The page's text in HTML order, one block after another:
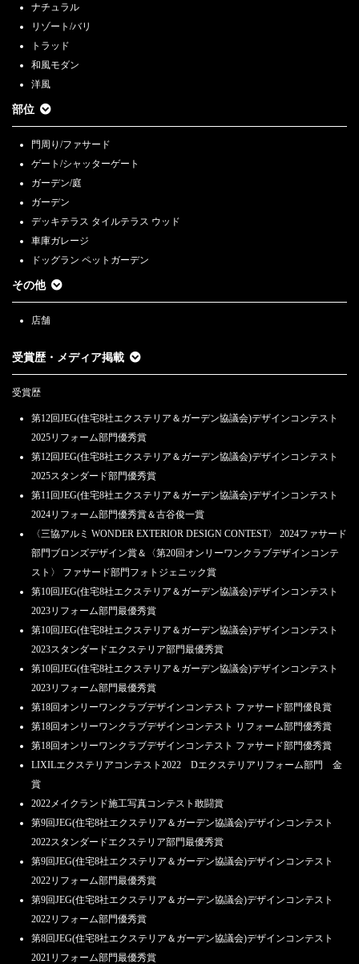
ナチュラル
リゾート/バリ
トラッド
和風モダン
洋風
部位
門周り/ファサード
ゲート/シャッターゲート
ガーデン/庭
ガーデン
デッキテラス タイルテラス ウッド
車庫ガレージ
ドッグラン ペットガーデン
その他
店舗
受賞歴・メディア掲載
受賞歴
第12回JEG(住宅8社エクステリア＆ガーデン協議会)デザインコンテスト
2025リフォーム部門優秀賞
第12回JEG(住宅8社エクステリア＆ガーデン協議会)デザインコンテスト
2025スタンダード部門優秀賞
第11回JEG(住宅8社エクステリア＆ガーデン協議会)デザインコンテスト
2024リフォーム部門優秀賞＆古谷俊一賞
〈三協アルミ WONDER EXTERIOR DESIGN CONTEST〉 2024ファサード
部門ブロンズデザイン賞＆〈第20回オンリーワンクラブデザインコンテ
スト〉 ファサード部門フォトジェニック賞
第10回JEG(住宅8社エクステリア＆ガーデン協議会)デザインコンテスト
2023リフォーム部門最優秀賞
第10回JEG(住宅8社エクステリア＆ガーデン協議会)デザインコンテスト
2023スタンダードエクステリア部門最優秀賞
第10回JEG(住宅8社エクステリア＆ガーデン協議会)デザインコンテスト
2023リフォーム部門最優秀賞
第18回オンリーワンクラブデザインコンテスト ファサード部門優良賞
第18回オンリーワンクラブデザインコンテスト リフォーム部門優秀賞
第18回オンリーワンクラブデザインコンテスト ファサード部門優秀賞
LIXILエクステリアコンテスト2022 Dエクステリアリフォーム部門 金
賞
2022メイクランド施工写真コンテスト敢闘賞
第9回JEG(住宅8社エクステリア＆ガーデン協議会)デザインコンテスト
2022スタンダードエクステリア部門最優秀賞
第9回JEG(住宅8社エクステリア＆ガーデン協議会)デザインコンテスト
2022リフォーム部門最優秀賞
第9回JEG(住宅8社エクステリア＆ガーデン協議会)デザインコンテスト
2022リフォーム部門優秀賞
第8回JEG(住宅8社エクステリア＆ガーデン協議会)デザインコンテスト
2021リフォーム部門最優秀賞